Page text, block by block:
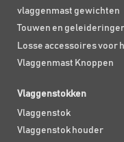
vlaggenmast gewichten
Touwen en
Losse accessoires voor
Vlaggenmast Knoppen
Vlaggenstokken
Vlaggenstok
Vlaggenstok houder